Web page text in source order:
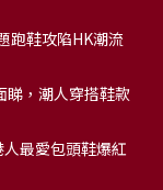
跑鞋攻陷HK潮流
睇，潮人穿搭鞋款
最愛包頭鞋爆紅